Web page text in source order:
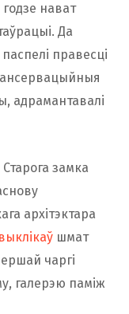
нават
Да
правесці
адрамантавалі
замка
архітэктара
выклікаў шмат
чаргі
галерэю паміж